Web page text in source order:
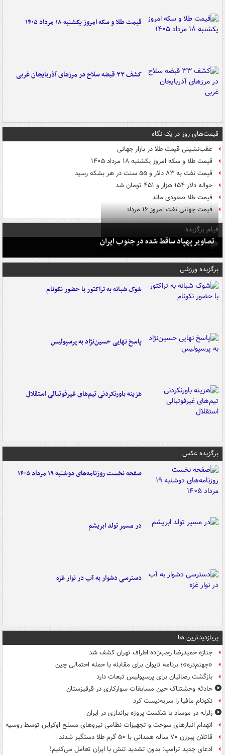
قیمت طلا و سکه امروز یکشنبه ۱۸ مرداد ۱۴۰۵
کشف ۳۳ قبضه سلاح در مرزهای آذربایجان غربی
قیمت‌های روز در یک نگاه
عقب‌نشینی قیمت طلا در بازار جهانی
قیمت طلا و سکه امروز یکشنبه ۱۸ مرداد ۱۴۰۵
قیمت نفت به ۸۳ دلار و ۵۵ سنت در هر بشکه رسید
حواله دلار ۱۵۴ هزار و ۴۵۱ تومان شد
قیمت طلا صعودی ماند
قیمت جهانی نفت امروز ۱۶ مرداد
فیلم برگزیده
تصاویر پهپاد ساقط شده در جنوب ایران
برگزیده ورزشی
شوک شبانه به تراکتور با حضور نکونام
پاسخ نهایی حسین‌نژاد به پرسپولیس
هزینه باورنکردنی تیم‌های غیرفوتبالی استقلال
برگزیده عکس
صفحه نخست روزنامه‌های دوشنبه ۱۹ مرداد ۱۴۰۵
در مسیر تولد ابریشم
دسترسی دشوار به آب در نوار غزه
پربازدیدترین ها
جنازه حمیدرضا رجب‌زاده اطراف تهران کشف شد
«جهنم‌دره»؛ برنامه تایوان برای مقابله با حمله احتمالی چین
بازگشت رضائیان برای پرسپولیس تبعات دارد
حادثه وحشتناک حین مسابقات سوارکاری در قرقیزستان
نکونام مافیا را سربه‌نیست کرد
زلزله در موساد با شکست پروژه براندازی در ایران
انهدام انبارهای سوخت و تجهیزات نظامی نیروهای مسلح اوکراین توسط روسیه
قاتلان پیرزن ۷۰ ساله همدانی با ۵۰ گرم طلا دستگیر شدند
ادعای جدید ترامپ: بدون تشدید تنش با ایران تعامل می‌کنیم!